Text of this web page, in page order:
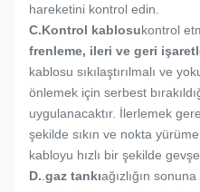
hareketini kontrol edin.
C.Kontrol kablosukontrol
frenleme, ileri ve geri
kablosu sıkılaştırılmalı ve
önlemek için serbest
uygulanacaktır. İlerlemek
şekilde sıkın ve nokta
kabloyu hızlı bir şekilde
D. gaz tankıağızlığın